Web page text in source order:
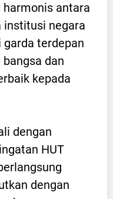
antara
institusi negara
terdepan
dan
kepada
dengan
HUT
dengan